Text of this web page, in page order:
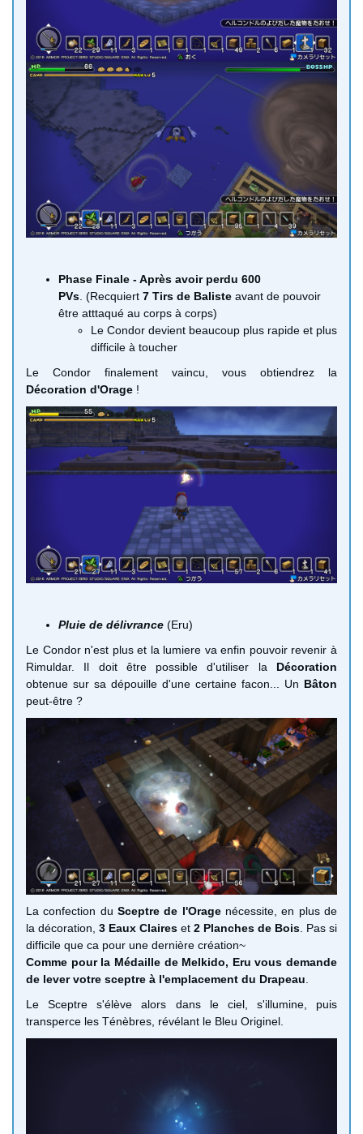
Phase Finale - Après avoir perdu 600
PVs. (Recquiert 7 Tirs de Baliste avant de pouvoir
être atttaqué au corps à corps)
Le Condor devient beaucoup plus rapide et plus
difficile à toucher
Le Condor finalement vaincu, vous obtiendrez la
Décoration d'Orage !
Pluie de délivrance (Eru)
Le Condor n'est plus et la lumiere va enfin pouvoir revenir à
Rimuldar. Il doit être possible d'utiliser la Décoration
obtenue sur sa dépouille d'une certaine facon... Un Bâton
peut-être ?
La confection du Sceptre de l'Oragenécessite, en plus de
la décoration, 3 Eaux Claires et 2 Planches de Bois . Pas si
difficile que ca pour une dernière création~
Comme pour la Médaille de Melkido, Eru vous demande
de lever votre sceptre à l'emplacement du Drapeau
Le Sceptre s'élève alors dans le ciel, s'illumine, puis
transperce les Ténèbres, révélant le Bleu Originel.